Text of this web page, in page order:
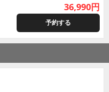
36,990円
予約する